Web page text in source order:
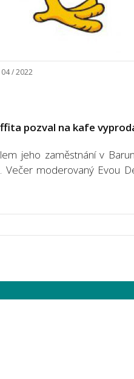
/ 2022
pozval na kafe
jeho zaměstnání v
Večer moderovaný Evou